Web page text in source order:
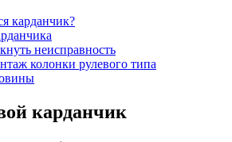
карданчик?
неисправность
колонки рулевого типа
карданчик